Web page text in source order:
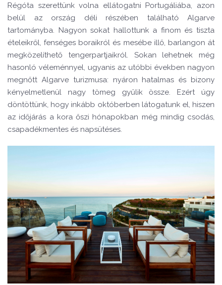
Régóta szerettünk volna ellátogatni Portugáliába, azon
belül az ország déli részében található Algarve
tartományba. Nagyon sokat hallottunk a finom és tiszta
ételeikről, fenséges boraikról és mesébe illő, barlangon át
megközelíthető tengerpartjaikról. Sokan lehetnek még
hasonló véleménnyel, ugyanis az utóbbi években nagyon
megnőtt Algarve turizmusa: nyáron hatalmas és bizony
kényelmetlenül nagy tömeg gyűlik össze. Ezért úgy
döntöttünk, hogy inkább októberben látogatunk el, hiszen
az időjárás a kora őszi hónapokban még mindig csodás,
csapadékmentes és napsütéses.